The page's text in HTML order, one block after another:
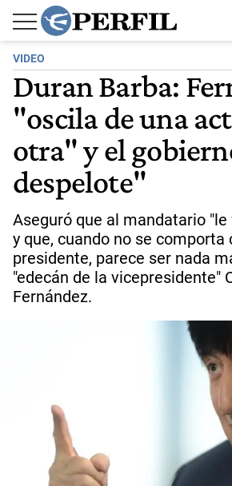
VIDEO
Duran Barba:
"oscila de una
otra" y el
despelote"
Aseguró que al mandatario
y que, cuando no se comporta
presidente, parece ser nada
"edecán de la vicepresidente"
Fernández.